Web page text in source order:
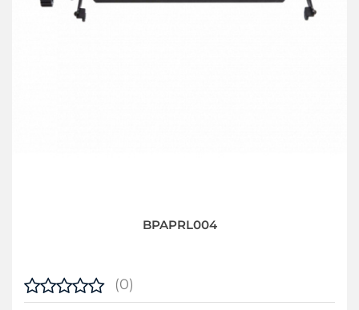
BPAPRL004
(0)